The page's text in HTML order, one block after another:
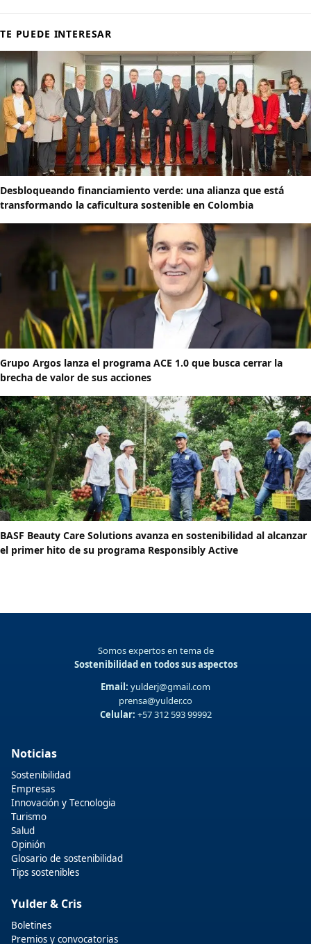
TE PUEDE INTERESAR
Desbloqueando financiamiento verde: una alianza que está
transformando la caficultura sostenible en Colombia
Grupo Argos lanza el programa ACE 1.0 que busca cerrar la
brecha de valor de sus acciones
BASF Beauty Care Solutions avanza en sostenibilidad al alcanzar
el primer hito de su programa Responsibly Active
Somos expertos en tema de
Sostenibilidad en todos sus aspectos
Email: yulderj@gmail.com
prensa@yulder.co
Celular: +57 312 593 99992
Noticias
Sostenibilidad
Empresas
Innovación y Tecnologia
Turismo
Salud
Opinión
Glosario de sostenibilidad
Tips sostenibles
Yulder & Cris
Boletines
Premios y convocatorias